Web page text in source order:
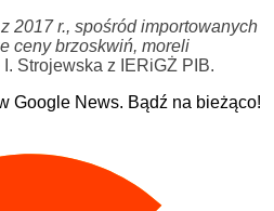
2017 r., spośród importowanych
ceny brzoskwiń, moreli
Strojewska z IERiGŻ PIB.
Google News. Bądź na bieżąco!